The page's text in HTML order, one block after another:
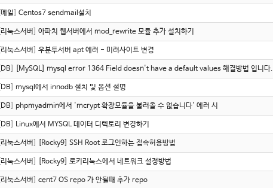
메일 Centos7 sendmail설치
리눅스서버 아파치 웹서버에서 mod_rewrite 모듈 추가 설치하기
리눅스서버 우분투서버 apt 에러 - 미러사이트 변경
DB [MySQL] mysql error 1364 Field doesn't have a default values 해결방법 입니다.
DB mysql에서 innodb 설치 및 옵션 설명
DB phpmyadmin에서 'mcrypt 확장모듈을 불러올 수 없습니다' 에러 시
DB Linux에서 MYSQL 데이터 디렉토리 변경하기
리눅스서버 [Rocky9] SSH Root 로그인하는 접속허용방법
리눅스서버 [Rocky9] 로키리눅스에서 네트워크 설정방법
리눅스서버 cent7 OS repo 가 안될때 추가 repo